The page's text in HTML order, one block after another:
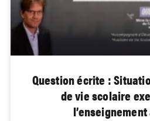
Question écrite :
de vie scolaire